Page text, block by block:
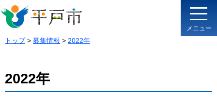
メニュー
トップ> 募集情報 > 2022年
2022年